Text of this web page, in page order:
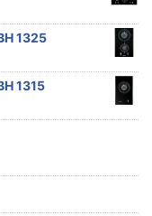
1325
1315